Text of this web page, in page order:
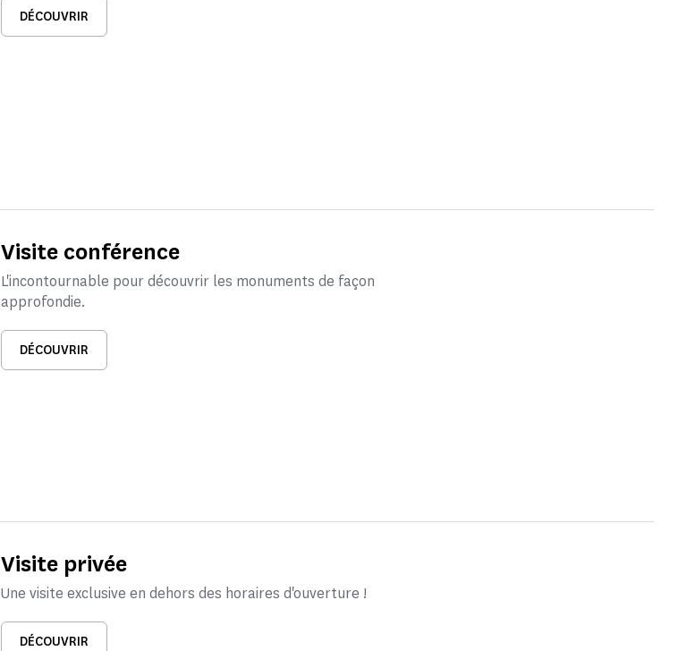
DÉCOUVRIR
Visite conférence
L'incontournable pour découvrir les monuments de façon
approfondie.
DÉCOUVRIR
Visite privée
Une visite exclusive en dehors des horaires d'ouverture !
DÉCOUVRIR